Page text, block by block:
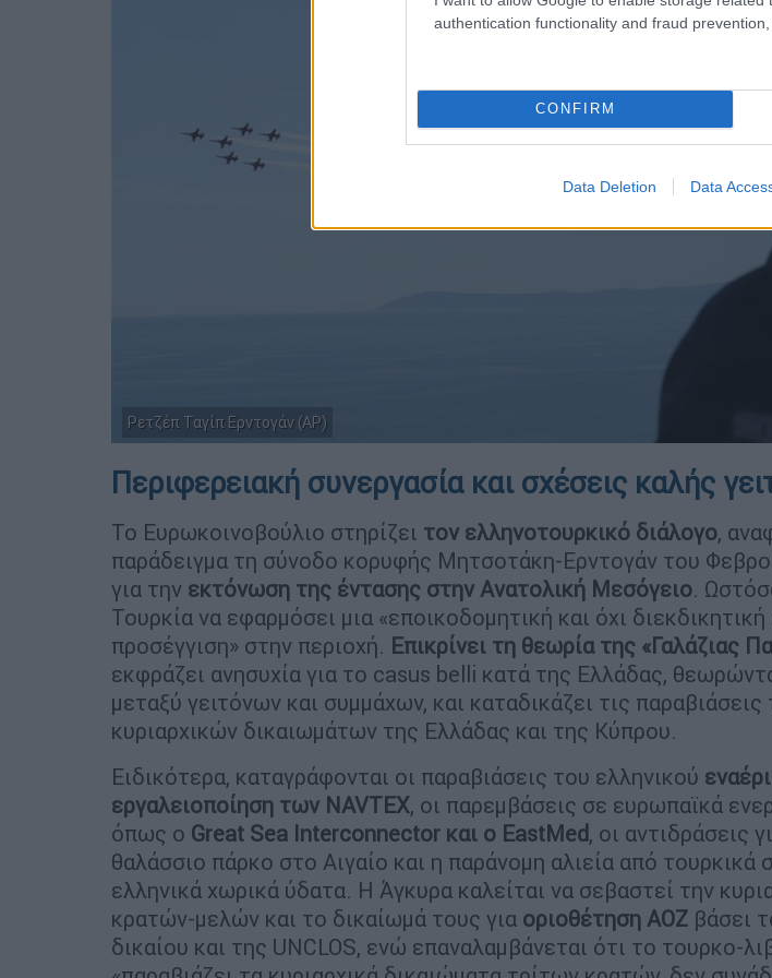
authentication functionality and fraud
CONFIRM
Data Deletion Data
Ρετζέπ Ταγίπ Ερντογάν (AP)
Περιφερειακή συνεργασία και σχέσεις καλής
Το Ευρωκοινοβούλιο στηρίζει τον ελληνοτουρκικό διάλογο,
παράδειγμα τη σύνοδο κορυφής Μητσοτάκη-Ερντογάν του
για την εκτόνωση της έντασης στην Ανατολική Μεσόγειο.
Τουρκία να εφαρμόσει μια «εποικοδομητική και όχι διεκδικητική
προσέγγιση» στην περιοχή. Επικρίνει τη θεωρία της «Γαλάζιας
εκφράζει ανησυχία για το casus belli κατά της Ελλάδας,
μεταξύ γειτόνων και συμμάχων, και καταδικάζει τις
κυριαρχικών δικαιωμάτων της Ελλάδας και της Κύπρου.
Ειδικότερα, καταγράφονται οι παραβιάσεις του ελληνικού
εργαλειοποίηση των NAVTEX, οι παρεμβάσεις σε ευρωπαϊκά
όπως ο Great Sea Interconnector και ο EastMed, οι αντιδράσεις
θαλάσσιο πάρκο στο Αιγαίο και η παράνομη αλιεία από τουρκικά
ελληνικά χωρικά ύδατα. Η Άγκυρα καλείται να σεβαστεί την
κρατών-μελών και το δικαίωμά τους για οριοθέτηση ΑΟΖ βάσει
δικαίου και της UNCLOS, ενώ επαναλαμβάνεται ότι το τουρκο-